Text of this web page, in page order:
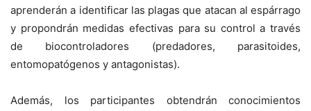
aprenderán a identificar las plagas que atacan al espárrago
y propondrán medidas efectivas para su control a través
de biocontroladores (predadores, parasitoides,
entomopatógenos y antagonistas).
Además, los participantes obtendrán conocimientos